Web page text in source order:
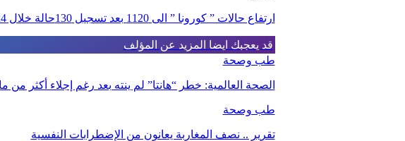
ارتفاع حالات ” كورونا ” الى 1120 بعد تسجيل 130حالة خلال 24 ساعة
قد يعجبك ايضا المزيد عن المؤلف
طب وصحة
الصحة العالمية: خطر “هانتا” لم ينته بعد رغم إجلاء أكثر
طب وصحة
تقرير .. نصف المغاربة يعانون من الإضطرابات النفسية